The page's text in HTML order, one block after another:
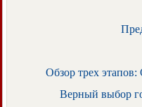
Обзор трех
Верный выбор